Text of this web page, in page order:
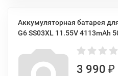
Аккумуляторная батарея
G6 SS03XL 11.55V 4113mAh
3 990 ₽